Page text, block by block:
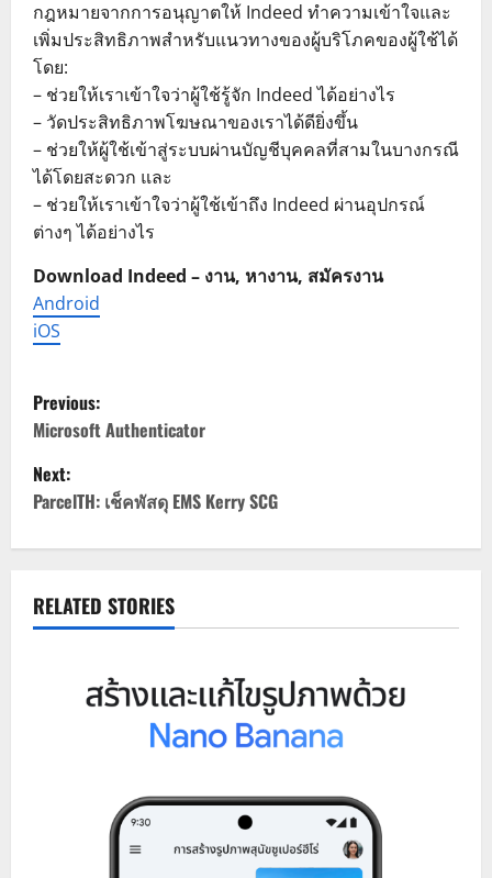
กฎหมายจากการอนุญาตให้ Indeed ทำความเข้าใจและ
เพิ่มประสิทธิภาพสำหรับแนวทางของผู้บริโภคของผู้ใช้ได้
โดย:
– ช่วยให้เราเข้าใจว่าผู้ใช้รู้จัก Indeed ได้อย่างไร
– วัดประสิทธิภาพโฆษณาของเราได้ดียิ่งขึ้น
– ช่วยให้ผู้ใช้เข้าสู่ระบบผ่านบัญชีบุคคลที่สามในบางกรณี
ได้โดยสะดวก และ
– ช่วยให้เราเข้าใจว่าผู้ใช้เข้าถึง Indeed ผ่านอุปกรณ์
ต่างๆ ได้อย่างไร
Download Indeed – งาน, หางาน, สมัครงาน
Android
iOS
P
o
s
a
Previous:
Microsoft Authenticator
Next:
ParcelTH: เช็คพัสดุ EMS Kerry SCG
RELATED STORIES